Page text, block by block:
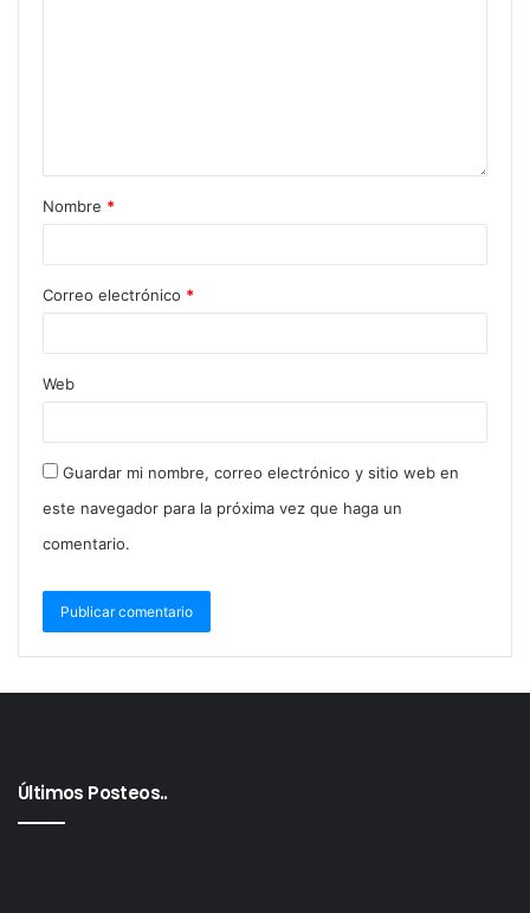
Nombre *
Correo electrónico *
Web
Guardar mi nombre, correo electrónico y sitio web en
este navegador para la próxima vez que haga un
comentario.
Últimos Posteos..